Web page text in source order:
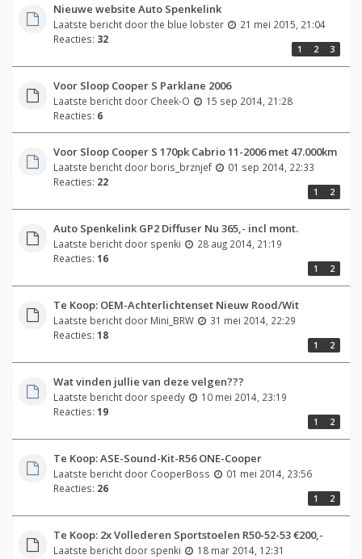
Nieuwe website Auto Spenkelink
Laatste bericht doorthe blue lobster
21 mei 2015, 21:04
Reacties: 32
1 2 3
Voor Sloop Cooper S Parklane 2006
Laatste bericht door Cheek-O
15 sep 2014, 21:28
Reacties: 6
Voor Sloop Cooper S 170pk Cabrio 11-2006 met 47.000km
Laatste bericht door boris_brznjef
01 sep 2014, 22:33
Reacties: 22
1 2
Auto Spenkelink GP2 Diffuser Nu 365,- incl mont.
Laatste bericht door spenki
28 aug 2014, 21:19
Reacties: 16
1 2
Te Koop: OEM-Achterlichtenset Nieuw Rood/Wit
Laatste bericht door Mini_BRW
31 mei 2014, 22:29
Reacties: 18
1 2
Wat vinden jullie van deze velgen???
Laatste bericht door speedy
10 mei 2014, 23:19
Reacties: 19
1 2
Te Koop: ASE-Sound-Kit-R56 ONE-Cooper
Laatste bericht door CooperBoss
01 mei 2014, 23:56
Reacties: 26
1 2
Te Koop: 2x Vollederen Sportstoelen R50-52-53 €200,-
Laatste bericht door spenki
18 mar 2014, 12:31